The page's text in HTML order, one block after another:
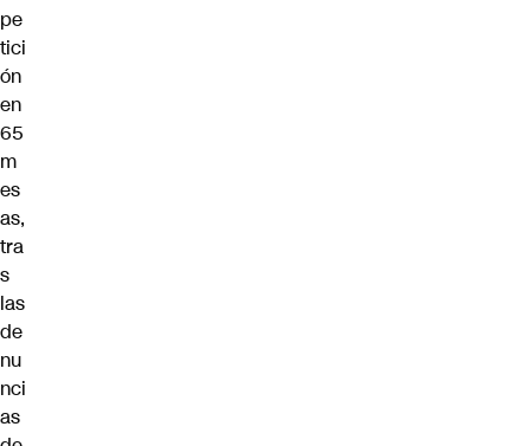
pe
tici
ón
en
65
m
es
as,
tra
s
las
de
nu
nci
as